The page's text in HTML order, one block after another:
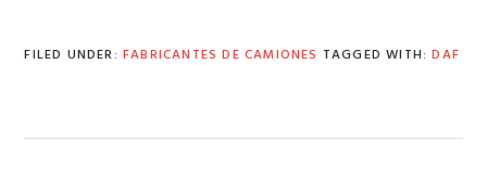
FILED UNDER: FABRICANTES DE CAMIONES TAGGED WITH:DAF